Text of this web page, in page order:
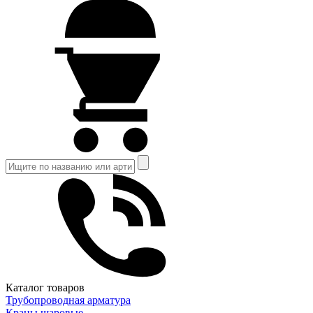
Каталог товаров
Трубопроводная арматура